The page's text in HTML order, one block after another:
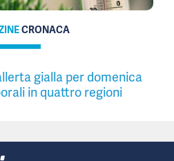
CRONACA
gialla per domenica
in quattro regioni